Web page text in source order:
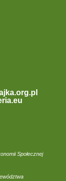
Społecznej